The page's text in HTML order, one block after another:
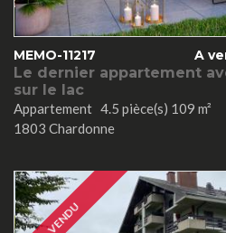
MEMO-11217 A
Le dernier appartement
sur le lac
Appartement 4.5 pièce(s) 109 m²
1803 Chardonne
VENDU